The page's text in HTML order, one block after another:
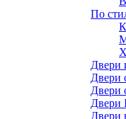
По
Двери
Двери
Двери
Двери
Двери